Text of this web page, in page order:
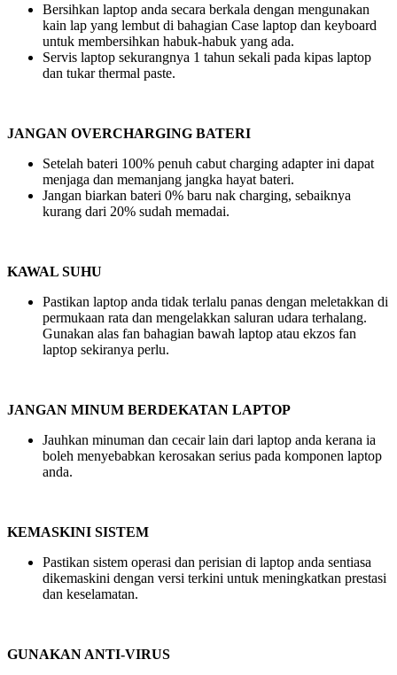
Bersihkan laptop anda secara berkala dengan mengunakan
kain lap yang lembut di bahagian Case laptop dan keyboard
untuk membersihkan habuk-habuk yang ada.
Servis laptop sekurangnya 1 tahun sekali pada kipas laptop
dan tukar thermal paste.
JANGAN OVERCHARGING BATERI
Setelah bateri 100% penuh cabut charging adapter ini dapat
menjaga dan memanjang jangka hayat bateri.
Jangan biarkan bateri 0% baru nak charging, sebaiknya
kurang dari 20% sudah memadai.
KAWAL SUHU
Pastikan laptop anda tidak terlalu panas dengan meletakkan di
permukaan rata dan mengelakkan saluran udara terhalang.
Gunakan alas fan bahagian bawah laptop atau ekzos fan
laptop sekiranya perlu.
JANGAN MINUM BERDEKATAN LAPTOP
Jauhkan minuman dan cecair lain dari laptop anda kerana ia
boleh menyebabkan kerosakan serius pada komponen laptop
anda.
KEMASKINI SISTEM
Pastikan sistem operasi dan perisian di laptop anda sentiasa
dikemaskini dengan versi terkini untuk meningkatkan prestasi
dan keselamatan.
GUNAKAN ANTI-VIRUS